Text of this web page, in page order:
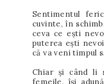
Sentimentul
cuvinte, în
ceva ce ești
puterea ești
că va veni timpul
Chiar și când li
femeile, își